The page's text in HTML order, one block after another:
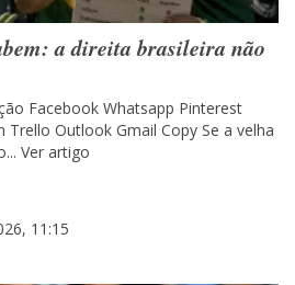
a direita brasileira não
Facebook Whatsapp Pinterest
Trello Outlook Gmail Copy Se a velha
Ver artigo
11:15